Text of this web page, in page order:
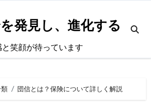
発見し、進化する
と笑顔が待っています
団信とは？保険について詳しく解説